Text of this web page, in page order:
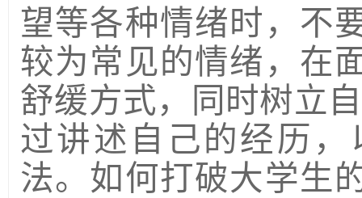
望等各种情绪时，不
较为常见的情绪，在
舒缓方式，同时树立
过讲述自己的经历
法。如何打破大学生